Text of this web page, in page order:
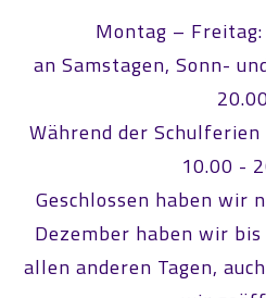
Montag –
an Samstagen, Sonn-
20.00
Während der
10.00 -
Geschlossen haben wir
Dezember haben wir
allen anderen Tagen,